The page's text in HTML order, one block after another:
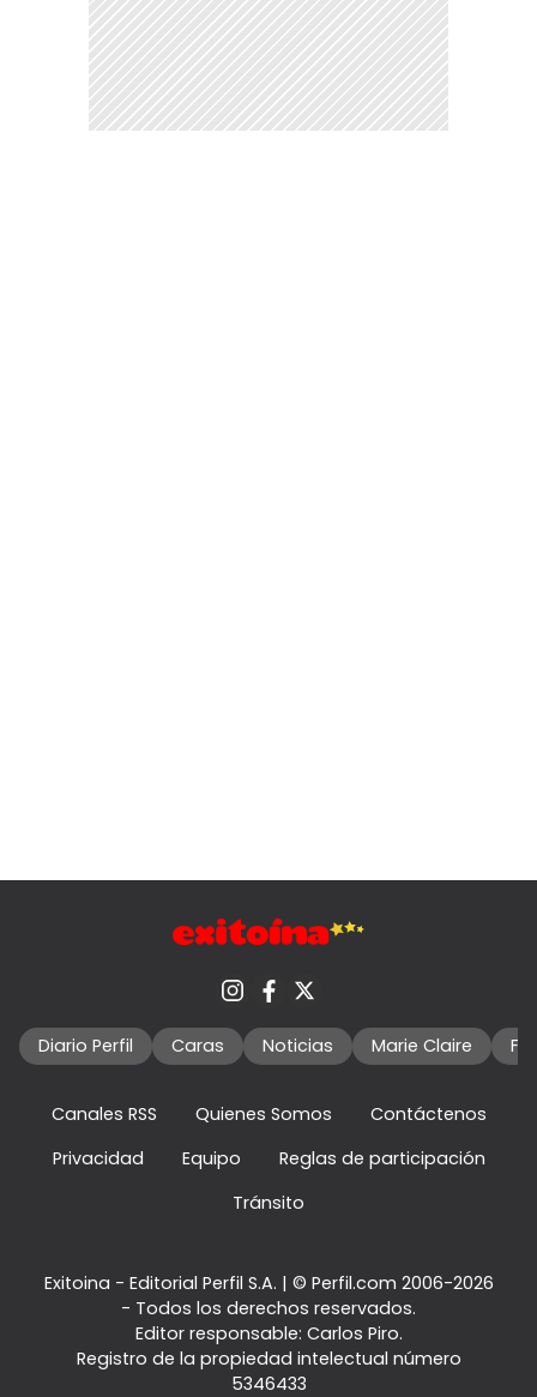
Diario Perfil Caras Noticias Marie Claire
Canales RSS Quienes Somos
Contáctenos
Privacidad
Equipo
Reglas de participación
Tránsito
Exitoina - Editorial Perfil S.A. | © Perfil.com 2006-2026
- Todos los derechos reservados.
Editor responsable: Carlos Piro.
Registro de la propiedad intelectual número
5346433